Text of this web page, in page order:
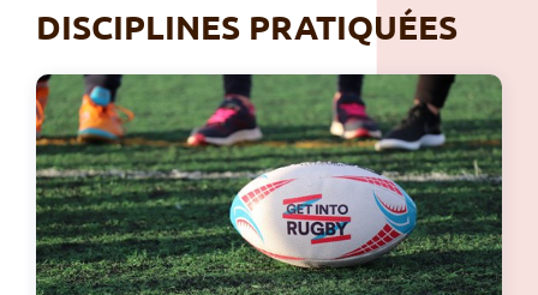
DISCIPLINES PRATIQUÉES